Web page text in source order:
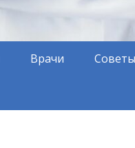
Врачи Советы